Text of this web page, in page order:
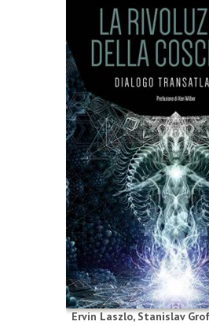
Ervin Laszlo,Stanislav Grof